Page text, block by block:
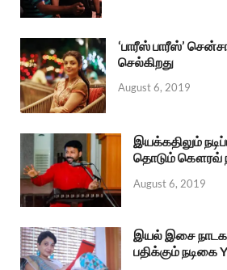
‘பாரீஸ் பாரீஸ்’
செல்கிறது
August 6, 2019
இயக்கதிலும்
தொடும் கௌரவ்
August 6, 2019
இயல் இசை
பதிக்கும் நடிகை